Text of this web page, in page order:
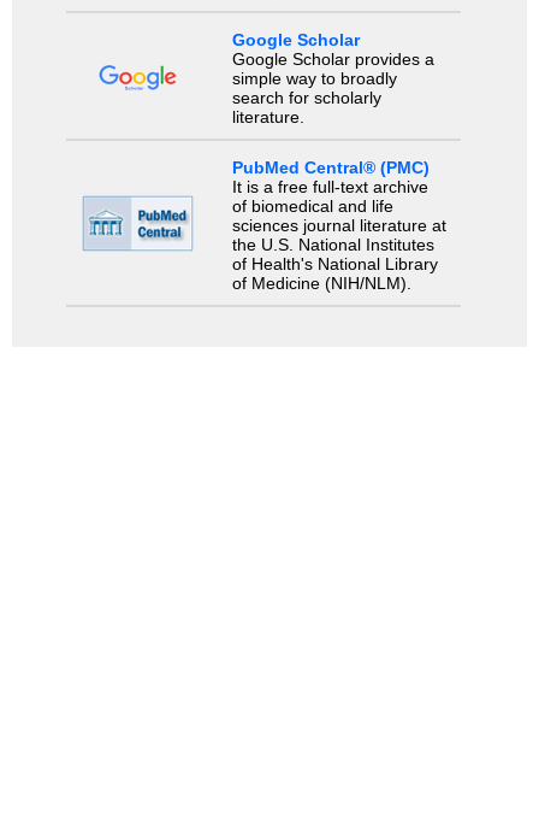
Google Scholar
Google Scholar provides a
simple way to broadly
search for scholarly
literature.
PubMed Central® (PMC)
It is a free full-text archive
of biomedical and life
sciences journal literature at
the U.S. National Institutes
of Health's National Library
of Medicine (NIH/NLM).